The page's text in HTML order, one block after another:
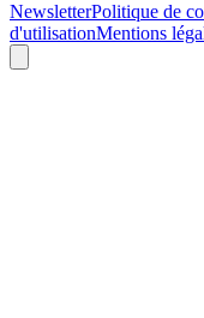
NewsletterPolitique de
d'utilisationMentions